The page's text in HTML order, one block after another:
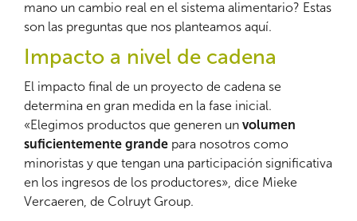
mano un cambio real en el sistema alimentario? Estas
son las preguntas que nos planteamos aquí.
Impacto a nivel de cadena
El impacto final de un proyecto de cadena se
determina en gran medida en la fase inicial.
«Elegimos productos que generen un volumen
suficientemente grande para nosotros como
minoristas y que tengan una participación significativa
en los ingresos de los productores», dice Mieke
Vercaeren, de Colruyt Group.